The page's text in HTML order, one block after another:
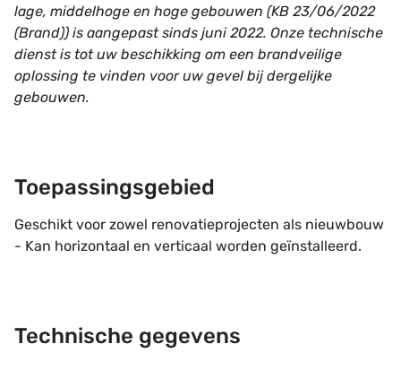
lage, middelhoge en hoge gebouwen (KB 23/06/2022
(Brand)) is aangepast sinds juni 2022. Onze technische
dienst is tot uw beschikking om een brandveilige
oplossing te vinden voor uw gevel bij dergelijke
gebouwen.
Toepassingsgebied
Geschikt voor zowel renovatieprojecten als nieuwbouw
- Kan horizontaal en verticaal worden geïnstalleerd.
Technische gegevens